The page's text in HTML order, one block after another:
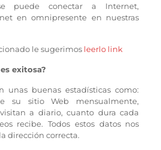
puede conectar a Internet,
en omnipresente en nuestras
le sugerimos leerlo link
exitosa?
unas buenas estadísticas como:
su sitio Web mensualmente,
a diario, cuanto dura cada
recibe. Todos estos datos nos
dirección correcta.